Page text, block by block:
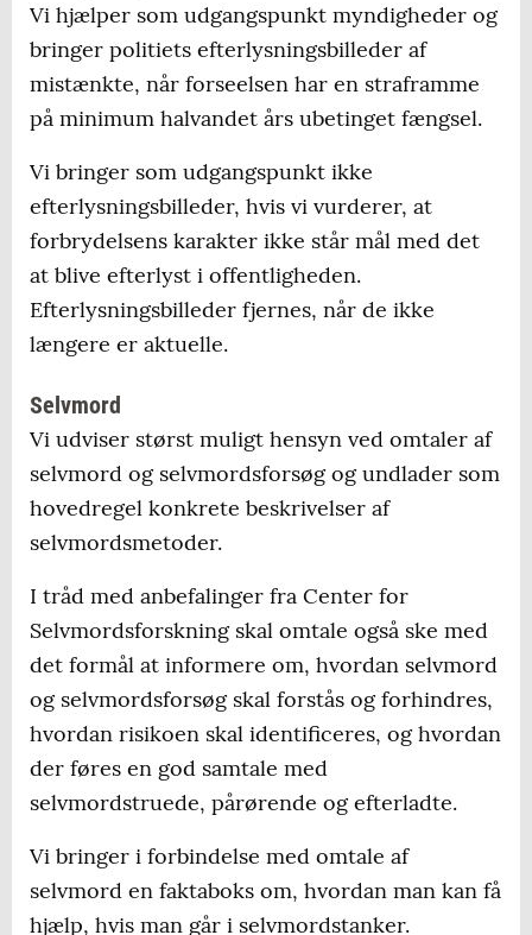
Vi hjælper som udgangspunkt myndigheder og
bringer politiets efterlysningsbilleder af
mistænkte, når forseelsen har en straframme
på minimum halvandet års ubetinget fængsel.
Vi bringer som udgangspunkt ikke
efterlysningsbilleder, hvis vi vurderer, at
forbrydelsens karakter ikke står mål med det
at blive efterlyst i offentligheden.
Efterlysningsbilleder fjernes, når de ikke
længere er aktuelle.
Selvmord
Vi udviser størst muligt hensyn ved omtaler af
selvmord og selvmordsforsøg og undlader som
hovedregel konkrete beskrivelser af
selvmordsmetoder.
I tråd med anbefalinger fra Center for
Selvmordsforskning skal omtale også ske med
det formål at informere om, hvordan selvmord
og selvmordsforsøg skal forstås og forhindres,
hvordan risikoen skal identificeres, og hvordan
der føres en god samtale med
selvmordstruede, pårørende og efterladte.
Vi bringer i forbindelse med omtale af
selvmord en faktaboks om, hvordan man kan få
hjælp, hvis man går i selvmordstanker.